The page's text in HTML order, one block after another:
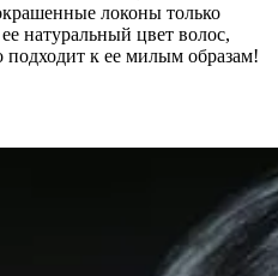
локоны только
натуральный цвет волос,
подходит к ее милым образам!